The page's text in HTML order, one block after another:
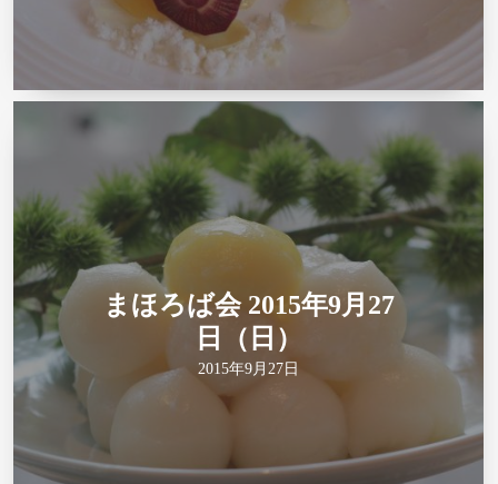
まほろば会 2015年9月27
日（日）
2015年9月27日